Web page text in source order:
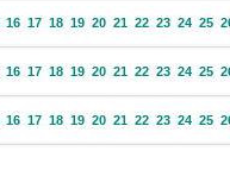
16 17 18 19 20 21 22 23 24 25
16 17 18 19 20 21 22 23 24 25
16 17 18 19 20 21 22 23 24 25